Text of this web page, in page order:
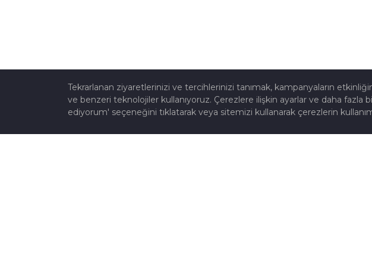
Tekrarlanan ziyaretlerinizi ve tercihlerinizi tanımak, kampanyaların
ve benzeri teknolojiler kullanıyoruz. Çerezlere ilişkin ayarlar ve daha fazla
ediyorum' seçeneğini tıklatarak veya sitemizi kullanarak çerezlerin